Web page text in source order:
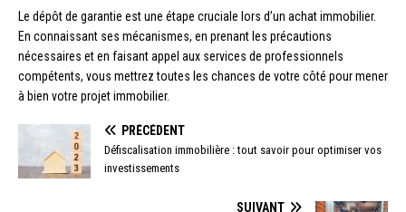
Le dépôt de garantie est une étape cruciale lors d’un achat immobilier.
En connaissant ses mécanismes, en prenant les précautions
nécessaires et en faisant appel aux services de professionnels
compétents, vous mettrez toutes les chances de votre côté pour mener
à bien votre projet immobilier.
PRÉCÉDENT
Défiscalisation immobilière : tout savoir pour optimiser vos
investissements
SUIVANT